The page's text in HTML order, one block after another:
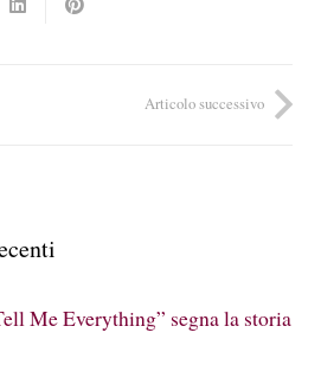
Articolo successivo
Me Everything” segna la storia